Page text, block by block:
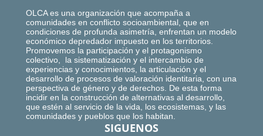
OLCA es una organización que acompaña a
comunidades en conflicto socioambiental, que en
condiciones de profunda asimetría, enfrentan un modelo
económico depredador impuesto en los territorios.
Promovemos la participación y el protagonismo
colectivo, la sistematización y el intercambio de
experiencias y conocimientos, la articulación y el
desarrollo de procesos de valoración identitaria, con una
perspectiva de género y de derechos. De esta forma
incidir en la construcción de alternativas al desarrollo,
que estén al servicio de la vida, los ecosistemas, y las
comunidades y pueblos que los habitan.
SIGUENOS